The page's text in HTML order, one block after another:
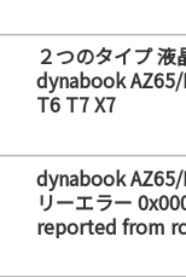
２つのタイプ 液
dynabook
T6 T7 X7
dynabook
リーエラー
reported from